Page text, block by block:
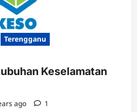
Terengganu
Keselamatan
ago 1